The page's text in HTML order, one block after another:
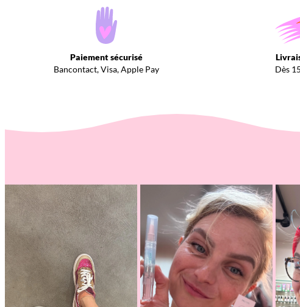
Paiement sécurisé
Bancontact, Visa, Apple Pay
Dès